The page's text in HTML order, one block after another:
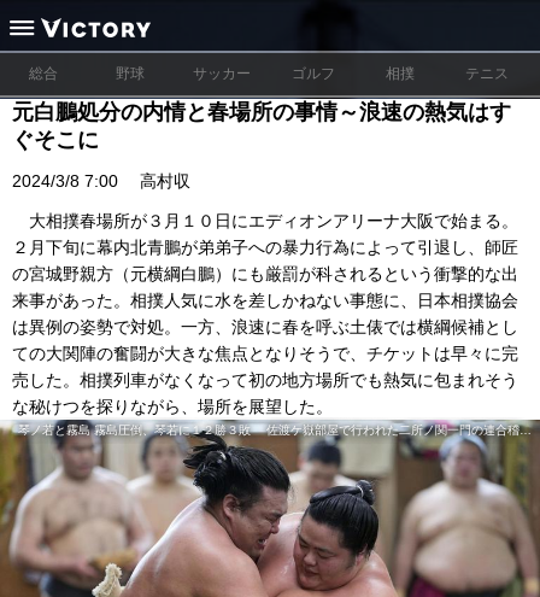
総合 野球 サッカー ゴルフ 相撲 テニス
元白鵬処分の内情と春場所の事情～浪速の熱気はす
ぐそこに
2024/3/8 7:00 高村収
大相撲春場所が３月１０日にエディオンアリーナ大阪で始まる。
２月下旬に幕内北青鵬が弟弟子への暴力行為によって引退し、師匠
の宮城野親方（元横綱白鵬）にも厳罰が科されるという衝撃的な出
来事があった。相撲人気に水を差しかねない事態に、日本相撲協会
は異例の姿勢で対処。一方、浪速に春を呼ぶ土俵では横綱候補とし
ての大関陣の奮闘が大きな焦点となりそうで、チケットは早々に完
売した。相撲列車がなくなって初の地方場所でも熱気に包まれそう
な秘けつを探りながら、場所を展望した。
琴ノ若と霧島 霧島圧倒、琴若に１２勝３敗 佐渡ケ嶽部屋で行われた二所ノ関一門の連合稽古で相撲を取る琴ノ若（右）と霧島＝大阪府松原市 ©️共同通信